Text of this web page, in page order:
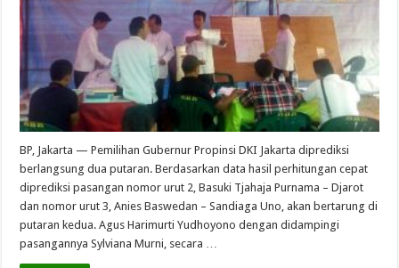
BP, Jakarta — Pemilihan Gubernur Propinsi DKI Jakarta diprediksi
berlangsung dua putaran. Berdasarkan data hasil perhitungan cepat
diprediksi pasangan nomor urut 2, Basuki Tjahaja Purnama – Djarot
dan nomor urut 3, Anies Baswedan – Sandiaga Uno, akan bertarung di
putaran kedua. Agus Harimurti Yudhoyono dengan didampingi
pasangannya Sylviana Murni, secara …